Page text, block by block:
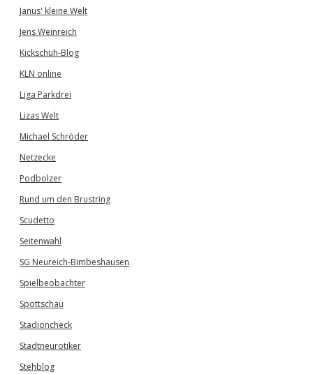
Janus' kleine Welt
Jens Weinreich
Kickschuh-Blog
KLN online
Liga Parkdrei
Lizas Welt
Michael Schröder
Netzecke
Podbolzer
Rund um den Brustring
Scudetto
Seitenwahl
SG Neureich-Bimbeshausen
Spielbeobachter
Spottschau
Stadioncheck
Stadtneurotiker
Stehblog